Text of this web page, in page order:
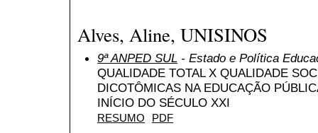
Alves, Aline, UNISINOS
9ª ANPED SUL - Estado e Política
QUALIDADE TOTAL X QUALIDADE
DICOTÔMICAS NA EDUCAÇÃO
INÍCIO DO SÉCULO XXI
RESUMO PDF